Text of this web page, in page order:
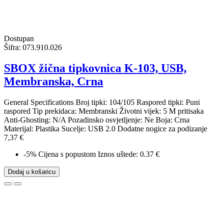
Dostupan
Šifra: 073.910.026
SBOX žična tipkovnica K-103, USB,
Membranska, Crna
General Specifications Broj tipki: 104/105 Raspored tipki: Puni
raspored Tip prekidaca: Membranski Životni vijek: 5 M pritisaka
Anti-Ghosting: N/A Pozadinsko osvjetljenje: Ne Boja: Crna
Materijal: Plastika Sucelje: USB 2.0 Dodatne nogice za podizanje
7,37 €
-5% Cijena s popustom Iznos uštede: 0.37 €
Dodaj u košaricu